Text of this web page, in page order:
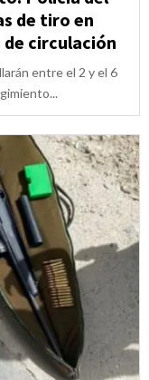
de tiro en
de circulación
entre el 2 y el 6